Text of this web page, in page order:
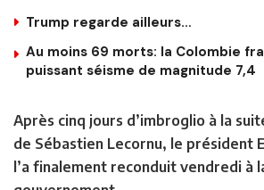
Trump regarde ailleurs…
Au moins 69 morts: la Colombie
puissant séisme de magnitude 7,4
Après cinq jours d’imbroglio à la
de Sébastien Lecornu, le président
l’a finalement reconduit vendredi à